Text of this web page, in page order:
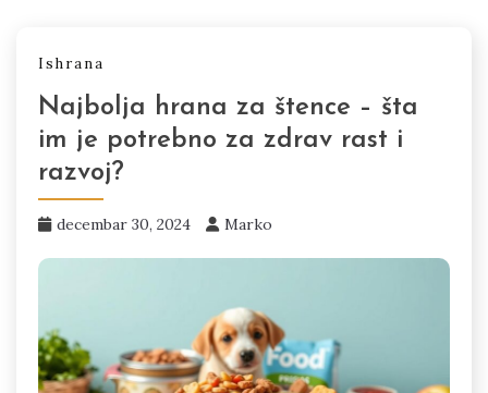
Ishrana
Najbolja hrana za štence – šta
im je potrebno za zdrav rast i
razvoj?
decembar 30, 2024 Marko